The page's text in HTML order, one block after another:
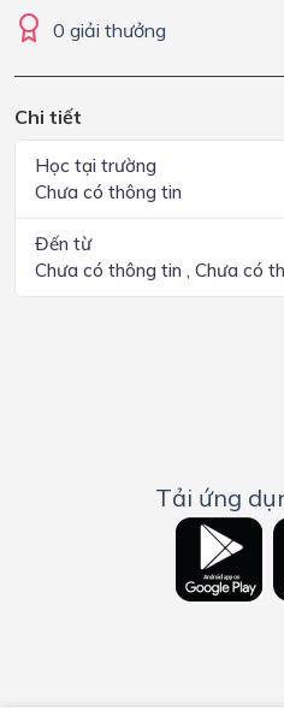
0 giải thưởng
Chi tiết
Học tại trường
Chưa có thông tin
Đến từ
Chưa có thông tin , Chưa có
Tải ứng